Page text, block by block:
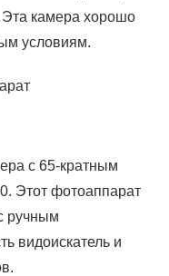
Эта камера хорошо
условиям.
с 65-кратным
Этот фотоаппарат
ручным
видоискатель и